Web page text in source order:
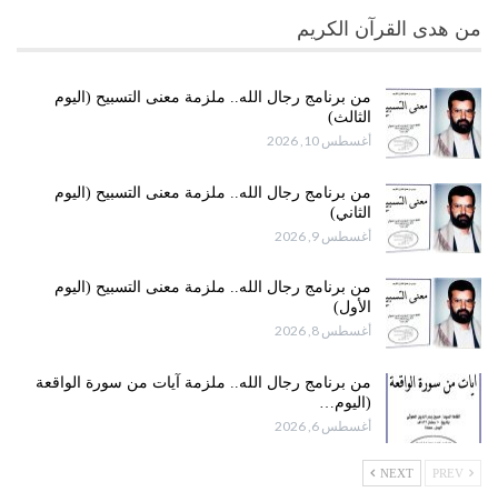
من هدى القرآن الكريم
من برنامج رجال الله.. ملزمة معنى التسبيح (اليوم
الثالث)
أغسطس 10, 2026
من برنامج رجال الله.. ملزمة معنى التسبيح (اليوم
الثاني)
أغسطس 9, 2026
من برنامج رجال الله.. ملزمة معنى التسبيح (اليوم
الأول)
أغسطس 8, 2026
من برنامج رجال الله.. ملزمة آيات من سورة الواقعة
(اليوم…
أغسطس 6, 2026
NEXT